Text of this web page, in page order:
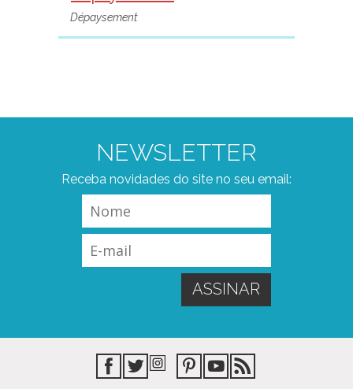
Dépaysement
NEWSLETTER
Receba novidades do site no seu email: